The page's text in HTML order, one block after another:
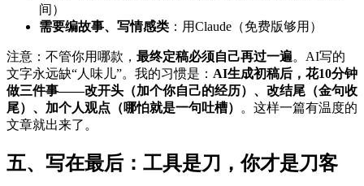
间）
需要编故事、写情感类 ：用Claude（免费版够用）
注意：不管你用哪款， 最终定稿必须自己再过一遍。AI写的
文字永远缺“人味儿”。我的习惯是： AI生成初稿后，花10分钟
做三件事——改开头（加个你自己的经历）、改结尾（金句收
尾）、加个人观点（哪怕就是一句吐槽）
。这样一篇有温度的
文章就出来了。
五、写在最后：工具是刀，你才是刀客